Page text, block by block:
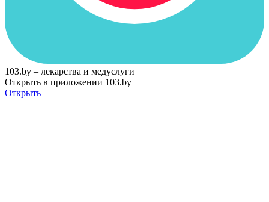
103.by – лекарства и медуслуги
Открыть в приложении 103.by
Открыть